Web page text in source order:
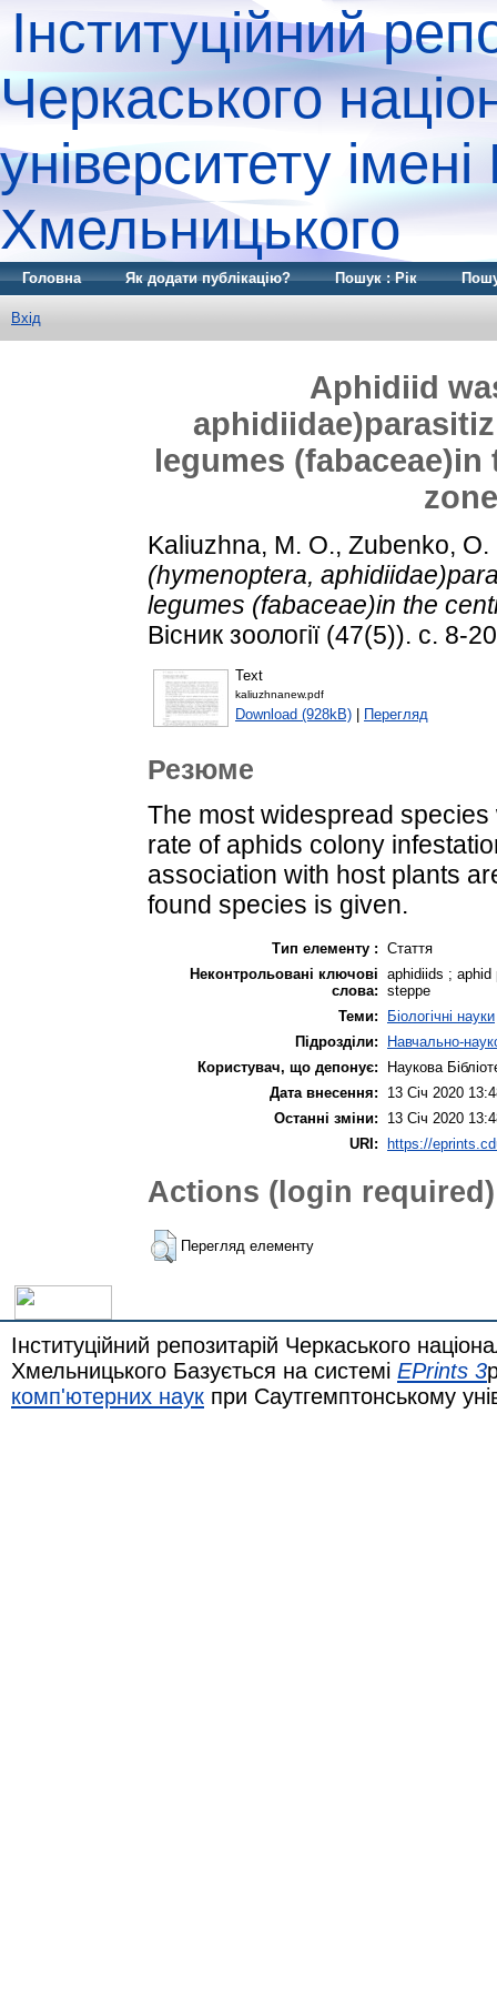
Інституційний
Черкаського
університету
Хмельницького
Головна Як додати публікацію? Пошук : Рік
Вхід
Aphidiid
legumes
Kaliuzhna, M. O., Zubenko, O.
(hymenoptera,
legumes (fabaceae)in the
Вісник зоології (47(5)). с. 8-
Text
kaliuzhnanew.pdf
Download (928kB) Перегляд
Резюме
The most widespread
rate of aphids colony
association with host plants
found species is given.
Тип елементу : Стаття
Неконтрольовані ключові
слова:
aphidiids ; aphid
steppe
Теми:
Біологічні науки
Підрозділи:
Навчально-
Користувач, що депонує:
Наукова
Дата внесення:
13 Січ 2020
Останні зміни:
13 Січ 2020
URI: https://
Actions (login required)
Перегляд елементу
Інституційний репозитарій Черкаського
Хмельницького Базується на системі EPrints 3
комп'ютерних наук при Саутгемптонському